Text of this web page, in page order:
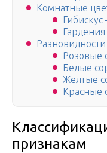
Koмнaтныe
Гибискус
Гардения
Розовые
Белые
Желтые
Красные
признакам